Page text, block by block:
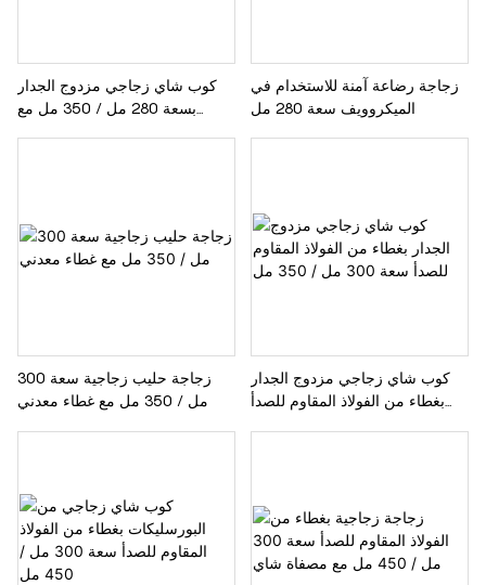
كوب شاي زجاجي مزدوج الجدار
بسعة 280 مل / 350 مل مع
زجاجة رضاعة آمنة للاستخدام في
الميكروويف سعة 280 مل
زجاجة حليب زجاجية سعة 300
مل / 350 مل مع غطاء معدني
كوب شاي زجاجي مزدوج الجدار
بغطاء من الفولاذ المقاوم للصدأ